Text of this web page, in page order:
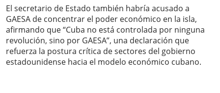
El secretario de Estado también habría acusado a
GAESA de concentrar el poder económico en la isla,
afirmando que “Cuba no está controlada por ninguna
revolución, sino por GAESA”, una declaración que
refuerza la postura crítica de sectores del gobierno
estadounidense hacia el modelo económico cubano.